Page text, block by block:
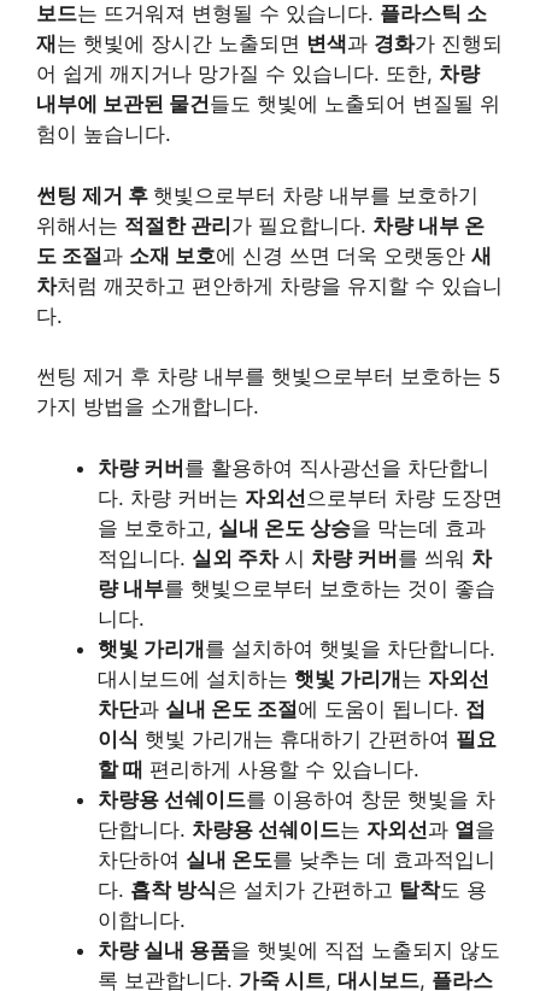
보드는 뜨거워져 변형될 수 있습니다. 플라스틱 소
재 는 햇빛에 장시간 노출되면 변색과 경화가 진행되
어 쉽게 깨지거나 망가질 수 있습니다. 또한, 차량
내부에 보관된 물건들도 햇빛에 노출되어 변질될 위
험이 높습니다.
썬팅 제거 후 햇빛으로부터 차량 내부를 보호하기
위해서는 적절한 관리가 필요합니다. 차량 내부 온
도 조절과 소재 보호에 신경 쓰면 더욱 오랫동안 새
차처럼 깨끗하고 편안하게 차량을 유지할 수 있습니
다.
썬팅 제거 후 차량 내부를 햇빛으로부터 보호하는 5
가지 방법을 소개합니다.
차량 커버를 활용하여 직사광선을 차단합니
다. 차량 커버는 자외선 으로부터 차량 도장면
을 보호하고, 실내 온도 상승을 막는데 효과
적입니다. 실외 주차시 차량 커버를 씌워 차
량 내부를 햇빛으로부터 보호하는 것이 좋습
니다.
햇빛 가리개를 설치하여 햇빛을 차단합니다.
대시보드에 설치하는 햇빛 가리개는 자외선
차단과 실내 온도 조절에 도움이 됩니다. 접
이식 햇빛 가리개는 휴대하기 간편하여 필요
할 때 편리하게 사용할 수 있습니다.
차량용 선쉐이드를 이용하여 창문 햇빛을 차
단합니다. 차량용 선쉐이드는 자외선과 열을
차단하여 실내 온도를 낮추는 데 효과적입니
다. 흡착 방식은 설치가 간편하고 탈착도 용
이합니다.
차량 실내 용품을 햇빛에 직접 노출되지 않도
록 보관합니다. 가죽 시트, 대시보드, 플라스